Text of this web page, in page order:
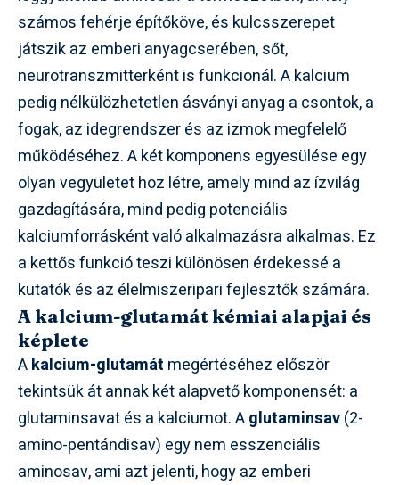
számos fehérje építőköve, és kulcsszerepet
játszik az emberi anyagcserében, sőt,
neurotranszmitterként is funkcionál. A kalcium
pedig nélkülözhetetlen ásványi anyag a csontok, a
fogak, az idegrendszer és az izmok megfelelő
működéséhez. A két komponens egyesülése egy
olyan vegyületet hoz létre, amely mind az ízvilág
gazdagítására, mind pedig potenciális
kalciumforrásként való alkalmazásra alkalmas. Ez
a kettős funkció teszi különösen érdekessé a
kutatók és az élelmiszeripari fejlesztők számára.
A kalcium-glutamát kémiai alapjai és
képlete
Akalcium-glutamát megértéséhez először
tekintsük át annak két alapvető komponensét: a
glutaminsavat és a kalciumot. Aglutaminsav(2-
amino-pentándisav) egy nem esszenciális
aminosav, ami azt jelenti, hogy az emberi